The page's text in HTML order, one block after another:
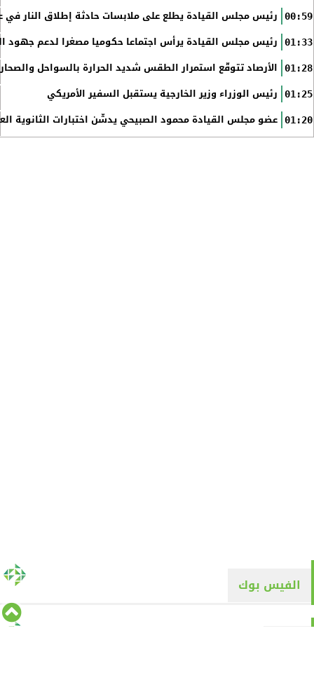
00:59 رئيس مجلس القيادة يطلع على ملابسات حادثة إطلاق النار في
01:33 رئيس مجلس القيادة يرأس اجتماعا حكوميا مصغرا لدعم جهود
01:28 الأرصاد تتوقّع استمرار الطقس شديد الحرارة بالسواحل
01:25 رئيس الوزراء وزير الخارجية يستقبل السفير الأمريكي
01:20 عضو مجلس القيادة محمود الصبيحي يدشّن اختبارات الثانوية
الفيس بوك